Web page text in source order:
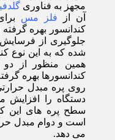
مجهز به فناوری
آن از فلز مس
کندانسور بهره
جلوگیری از
شده که به این نوع
همین منظور از دو
کندانسورها بهره
روی پره مبدل
سطح پره های این
است و دوام مبدل
می دهد.